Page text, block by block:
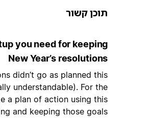
תוכן קשור
you need for keeping
New Year’s resolutions
didn’t go as planned this
understandable). For the
a plan of action using this
and keeping those goals